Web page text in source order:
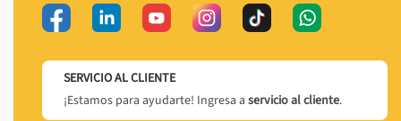
SERVICIO AL CLIENTE
¡Estamos para ayudarte! Ingresa a servicio al cliente.